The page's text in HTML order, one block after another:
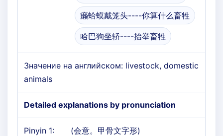
癞蛤蟆戴笼头----你算什么畜牲
哈巴狗坐轿----抬举畜牲
Значение на английском: livestock, domestic
animals
Detailed explanations by pronunciation
Pinyin 1:
(会意。甲骨文字形)